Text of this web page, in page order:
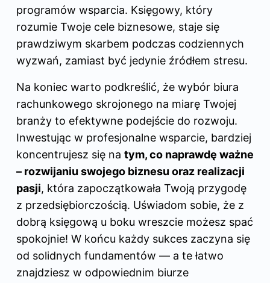
programów wsparcia. Księgowy, który
rozumie Twoje cele biznesowe, staje się
prawdziwym skarbem podczas codziennych
wyzwań, zamiast być jedynie źródłem stresu.
Na koniec warto podkreślić, że wybór biura
rachunkowego skrojonego na miarę Twojej
branży to efektywne podejście do rozwoju.
Inwestując w profesjonalne wsparcie, bardziej
koncentrujesz się na tym, co naprawdę ważne
– rozwijaniu swojego biznesu oraz realizacji
pasji, która zapoczątkowała Twoją przygodę
z przedsiębiorczością. Uświadom sobie, że z
dobrą księgową u boku wreszcie możesz spać
spokojnie! W końcu każdy sukces zaczyna się
od solidnych fundamentów — a te łatwo
znajdziesz w odpowiednim biurze